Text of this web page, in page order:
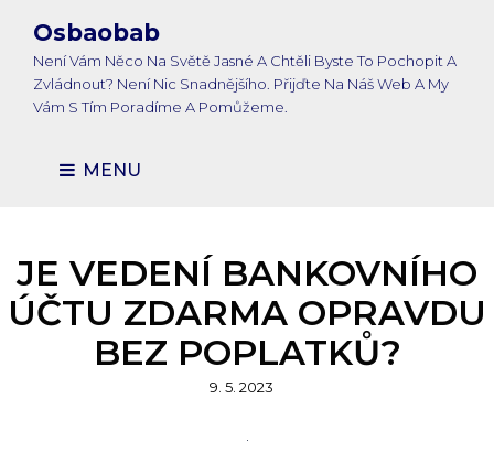
Osbaobab
Není Vám Něco Na Světě Jasné A Chtěli Byste To Pochopit A
Zvládnout? Není Nic Snadnějšího. Přijďte Na Náš Web A My
Vám S Tím Poradíme A Pomůžeme.
MENU
JE VEDENÍ BANKOVNÍHO
ÚČTU ZDARMA OPRAVDU
BEZ POPLATKŮ?
Posted
9. 5. 2023